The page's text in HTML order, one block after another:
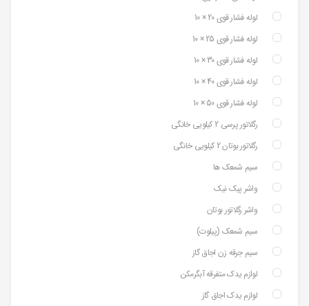
لوله فشار قوی 20 × 10
لوله فشار قوی 25 × 10
لوله فشار قوی 30 × 10
لوله فشار قوی 40 × 10
لوله فشار قوی 50 × 10
رگلاتور پرسی 2 کیلویی خانگی
رگلاتور بوتان 2 کیلویی خانگی
سیم شمعک ها
واشر پیک نیک
واشر رگلاتور بوتان
سیم شمعک (پیلوت)
سیم جرقه زن اجاق گاز
لوازم یدک متفرقه آبگرمکن
لوازم یدک اجاق گاز